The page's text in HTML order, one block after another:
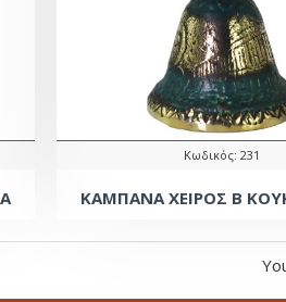
Κωδικός: 231
ΚΑΜΠΑΝΑ ΧΕΙΡΟΣ Β